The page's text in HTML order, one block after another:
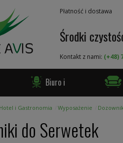
Płatność i dostawa
Środki
Kontakt z nami: (+48)
Biuro i
Firma
Hotel i Gastronomia Wyposażenie
do Serwetek